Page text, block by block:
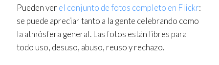
Pueden ver el conjunto de fotos completo en Flickr:
se puede apreciar tanto a la gente celebrando como
la atmósfera general. Las fotos están libres para
todo uso, desuso, abuso, reuso y rechazo.